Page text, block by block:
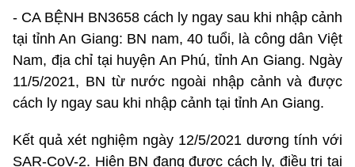
- CA BỆNH BN3658 cách ly ngay sau khi nhập cảnh
tại tỉnh An Giang: BN nam, 40 tuổi, là công dân Việt
Nam, địa chỉ tại huyện An Phú, tỉnh An Giang. Ngày
11/5/2021, BN từ nước ngoài nhập cảnh và được
cách ly ngay sau khi nhập cảnh tại tỉnh An Giang.
Kết quả xét nghiệm ngày 12/5/2021 dương tính với
SAR-CoV-2. Hiện BN đang được cách ly, điều trị tại